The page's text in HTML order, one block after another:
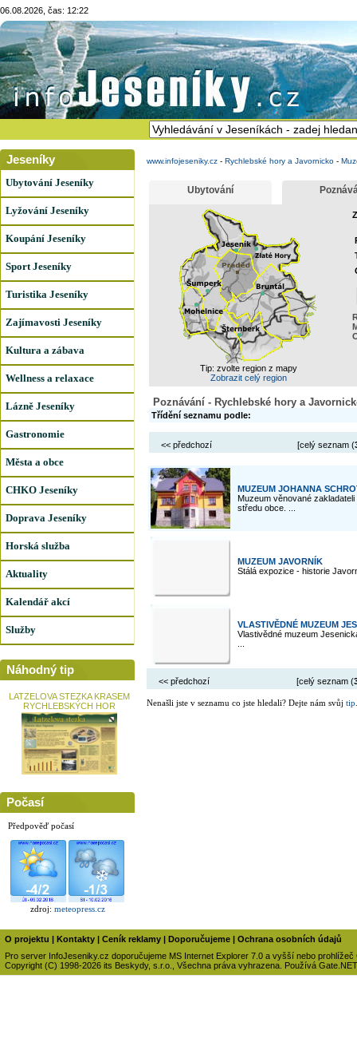
06.08.2026, čas: 12:22
Jeseníky
Ubytování Jeseníky
Lyžování Jeseníky
Koupání Jeseníky
Sport Jeseníky
Turistika Jeseníky
Zajímavosti Jeseníky
Kultura a zábava
Wellness a relaxace
Lázně Jeseníky
Gastronomie
Města a obce
CHKO Jeseníky
Doprava Jeseníky
Horská služba
Aktuality
Kalendář akcí
Služby
Náhodný tip
LATZELOVA STEZKA KRASEM
RYCHLEBSKÝCH HOR
Počasí
Předpověď počasí
zdroj: meteopress.cz
www.infojeseniky.cz - Rychlebské hory a Javornicko -
Ubytování
Tip: zvolte region z mapy
Zobrazit celý region
Poznávání - Rychlebské hory a
Třídění seznamu podle:
<< předchozí [celý seznam (
MUZEUM JOHANNA
Muzeum věnované
středu obce. ...
MUZEUM JAVORNÍK
Stálá expozice - historie
VLASTIVĚDNÉ MUZEUM
Vlastivědné muzeum
<< předchozí [celý seznam (
Nenašli jste v seznamu co jste hledali? Dejte nám svůj tip
O projektu Kontakty Ceník reklamy Doporučujeme
Ochrana osobních údajů
Pro server InfoJeseniky.cz doporučujeme MS Internet Explorer 7.0 a vyšší nebo prohlížeč
Copyright (C) 1998-2026 its Beskydy, s.r.o., Všechna práva vyhrazena. Používá